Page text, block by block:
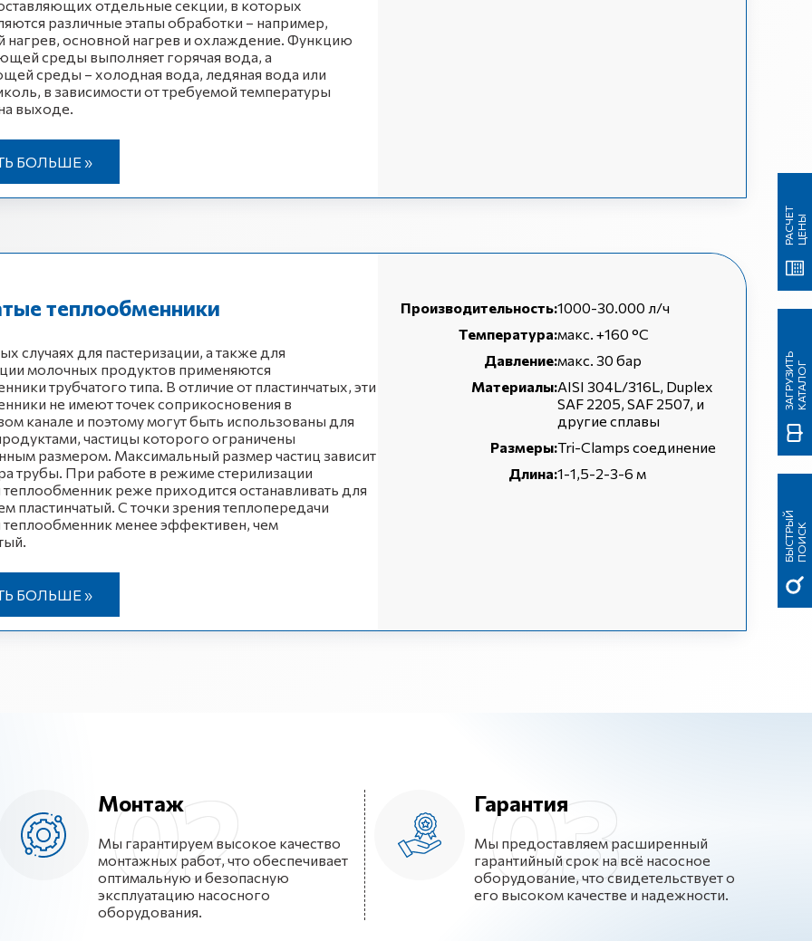
отдельные секции, в которых
различные этапы обработки – например,
нагрев, основной нагрев и охлаждение. Функцию
среды выполняет горячая вода, а
среды – холодная вода, ледяная вода или
в зависимости от требуемой температуры
выходе.
БОЛЬШЕ »
теплообменники
случаях для пастеризации, а также для
молочных продуктов применяются
трубчатого типа. В отличие от пластинчатых, эти
не имеют точек соприкосновения в
канале и поэтому могут быть использованы для
частицы которого ограничены
размером. Максимальный размер частиц зависит
трубы. При работе в режиме стерилизации
теплообменник реже приходится останавливать для
пластинчатый. С точки зрения теплопередачи
теплообменник менее эффективен, чем
БОЛЬШЕ »
Производительность:1000-30.000 л/ч
Температура:макс. +160 °C
Давление:макс. 30 бар
Материалы:AISI 304L/316L, Duplex
SAF 2205, SAF 2507, и
другие сплавы
Размеры:Tri-Clamps соединение
Длина:1-1,5-2-3-6 м
Монтаж
Мы гарантируем высокое качество
монтажных работ, что обеспечивает
оптимальную и безопасную
эксплуатацию насосного
оборудования.
Гарантия
Мы предоставляем расширенный
гарантийный срок на всё насосное
оборудование, что свидетельствует о
его высоком качестве и надежности.
Б
Ы
С
Т
Р
Ы
Й
П
О
И
СК
З
А
Г
Р
У
З
ИТ
Ь
К
А
Т
А
Л
ОГ
Р
А
С
ЧЕ
Т
Ц
Е
НЫ